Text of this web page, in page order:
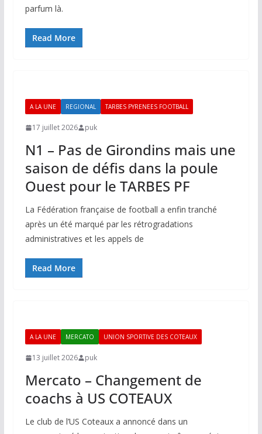
parfum là.
Read More
A LA UNE REGIONAL TARBES PYRENEES FOOTBALL
17 juillet 2026 puk
N1 – Pas de Girondins mais une
saison de défis dans la poule
Ouest pour le TARBES PF
La Fédération française de football a enfin tranché
après un été marqué par les rétrogradations
administratives et les appels de
Read More
A LA UNE MERCATO UNION SPORTIVE DES COTEAUX
13 juillet 2026 puk
Mercato – Changement de
coachs à US COTEAUX
Le club de l’US Coteaux a annoncé dans un